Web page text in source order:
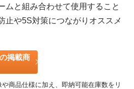
ムと組み合わせて使用すること
止や5S対策につながりオススメ
掲載商
商品仕様に加え、即納可能在庫数をリ